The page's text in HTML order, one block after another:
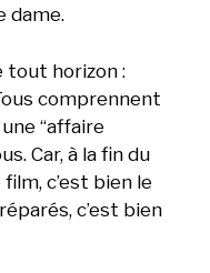
dame.
tout horizon :
comprennent
“affaire
Car, à la fin du
c’est bien le
c’est bien